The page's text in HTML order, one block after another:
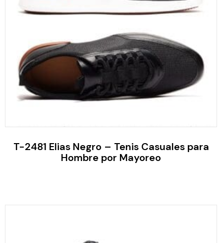
T-2481 Elias Negro – Tenis Casuales para
Hombre por Mayoreo